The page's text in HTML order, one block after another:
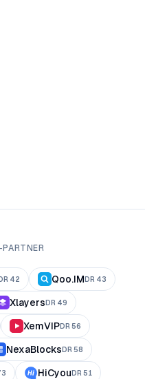
DR 42 Qoo.IM DR 43
Xlayers DR 49
XemVIPDR 56
NexaBlocks DR 58
HiCyou DR 51